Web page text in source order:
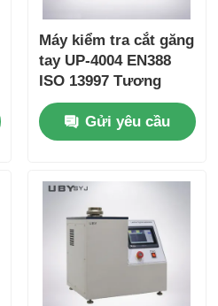
Máy kiểm tra cắt găng
tay UP-4004 EN388
ISO 13997 Tương
thích với cảm biến tải
thử nghiệm có thể
điều chỉnh và áp suất
Gửi yêu cầu